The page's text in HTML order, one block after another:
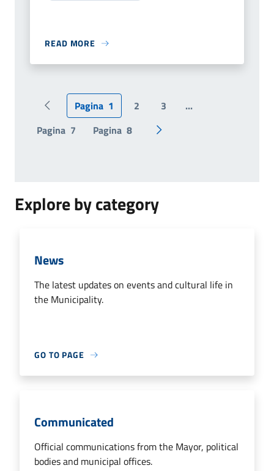
READ MORE
Pagina precedente
Pagina 1 2 3
...
Pagina 7 Pagina 8 Pagina successiva
Explore by category
News
The latest updates on events and cultural life in
the Municipality.
GO TO PAGE
Communicated
Official communications from the Mayor, political
bodies and municipal offices.